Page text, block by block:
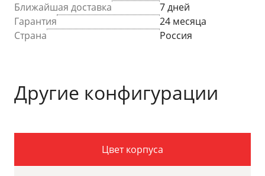
Ближайшая доставка
7 дней
Гарантия
24 месяца
Страна
Россия
Другие конфигурации
Цвет корпуса